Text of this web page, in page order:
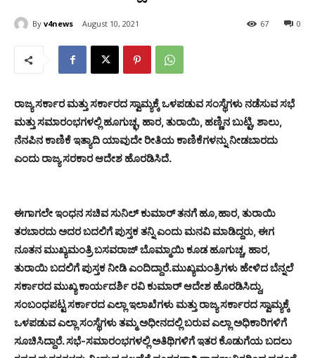
By v4news August 10, 2021 0
67
ರಾಜ್ಯ ಸರ್ಕಾರ ಮತ್ತು ಸರ್ಕಾರದ ಸ್ವಾಮ್ಯಕ್ಕೆ ಒಳಪಡುವ ಸಂಸ್ಥೆಗಳು ನಡೆಸುವ ಸಭೆ
ಮತ್ತು ಸಮಾರಂಭಗಳಲ್ಲಿ ಹೂಗುಚ್ಛ, ಹಾರ, ತುರಾಯಿ, ಹಣ್ಣಿನ ಬುಟ್ಟಿ, ಶಾಲು,
ನೆನಪಿನ ಕಾಣಿಕೆ ಇತ್ಯಾದಿ ಯಾವುದೇ ರೀತಿಯ ಕಾಣಿಕೆಗಳನ್ನು ನೀಡಬಾರದು
ಎಂದು ರಾಜ್ಯ ಸರಕಾರ ಆದೇಶ ಹೊರಡಿಸಿದೆ.
ಈಗಾಗಲೇ ಇಂಧನ ಸಚಿವ ಸುನಿಲ್ ಕುಮಾರ್ ತನಗೆ ಹೂ,ಹಾರ, ತುರಾಯಿ
ತರಬಾರದು ಅದರ ಬದಲಿಗೆ ಪುಸ್ತಕ ತನ್ನಿ ಎಂದು ಮನವಿ ಮಾಡಿದ್ದರು, ಈಗ
ನೂತನ ಮುಖ್ಯಮಂತ್ರಿ ಬಸವರಾಜ್ ಬೊಮ್ಮಾಯಿ ಕೂಡ ಹೂಗುಚ್ಚ, ಹಾರ,
ತುರಾಯಿ ಬದಲಿಗೆ ಪುಸ್ತಕ ನೀಡಿ ಎಂದಿದ್ದಾರೆ.ಮುಖ್ಯಮಂತ್ರಿಗಳು ಹೇಳಿದ ಬೆನ್ನಲೆ
ಸರ್ಕಾರದ ಮುಖ್ಯ ಕಾರ್ಯದರ್ಶಿ ರವಿ ಕುಮಾರ್‌ ಆದೇಶ ಹೊರಡಿಸಿದ್ದು,
ಸಂಬಂಧಪಟ್ಟ ಸರ್ಕಾರದ ಎಲ್ಲಾ ಇಲಾಖೆಗಳು ಮತ್ತು ರಾಜ್ಯ ಸರ್ಕಾರದ ಸ್ವಾಮ್ಯಕ್ಕೆ
ಒಳಪಡುವ ಎಲ್ಲಾ ಸಂಸ್ಥೆಗಳು ತಮ್ಮ ಅಧೀನದಲ್ಲಿ ಬರುವ ಎಲ್ಲಾ ಅಧಿಕಾರಿಗಳಿಗೆ
ಸೂಚಿಸಿದ್ದಾರೆ. ಸಭೆ-ಸಮಾರಂಭಗಳಲ್ಲಿ ಅತಿಥಿಗಳಿಗೆ ಇತರ ಕೊಡುಗೆಯ ಬದಲು